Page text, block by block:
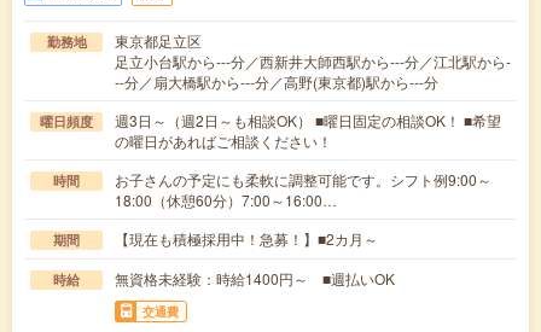
勤務地
東京都足立区
足立小台駅から---分／西新井大師西駅から---分／江北駅から-
--分／扇大橋駅から---分／高野(東京都)駅から---分
曜日頻度
週3日～（週2日～も相談OK） ■曜日固定の相談OK！ ■希望
の曜日があればご相談ください！
時間
お子さんの予定にも柔軟に調整可能です。シフト例9:00～
18:00（休憩60分）7:00～16:00…
期間 【現在も積極採用中！急募！】■2カ月～
時給 無資格未経験：時給1400円～ ■週払いOK
交通費